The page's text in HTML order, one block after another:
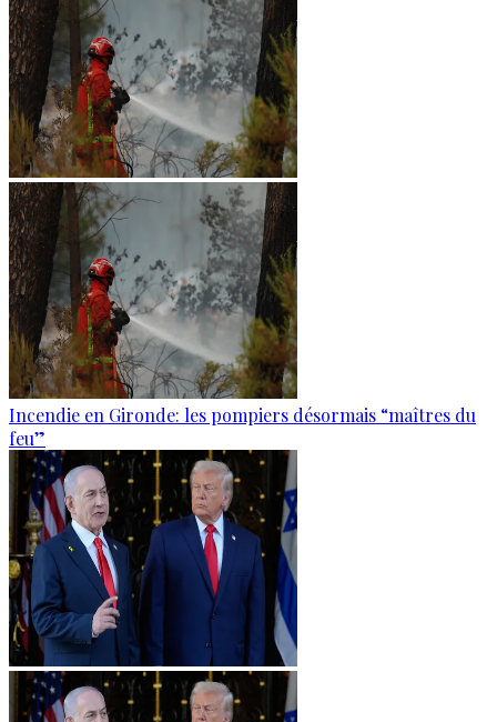
Incendie en Gironde: les pompiers désormais “maîtres du
feu”